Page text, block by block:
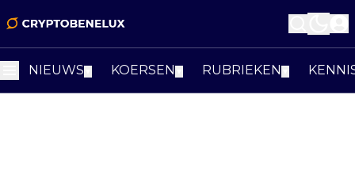
NIEUWS KOERSEN RUBRIEKEN